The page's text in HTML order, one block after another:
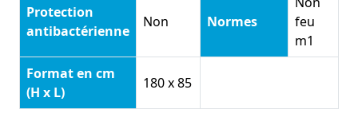
Protection
antibactérienne
Non Normes
feu
m1
Format en cm
(H x L)
180 x 85